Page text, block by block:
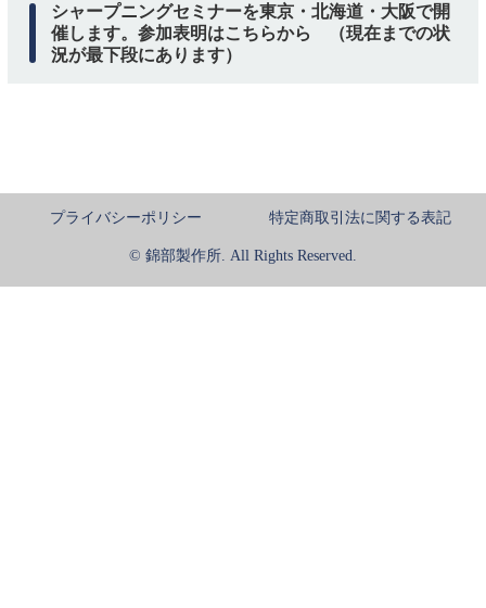
シャープニングセミナーを東京・北海道・大阪で開
催します。参加表明はこちらから （現在までの状
況が最下段にあります）
プライバシーポリシー 特定商取引法に関する表記
© 錦部製作所. All Rights Reserved.